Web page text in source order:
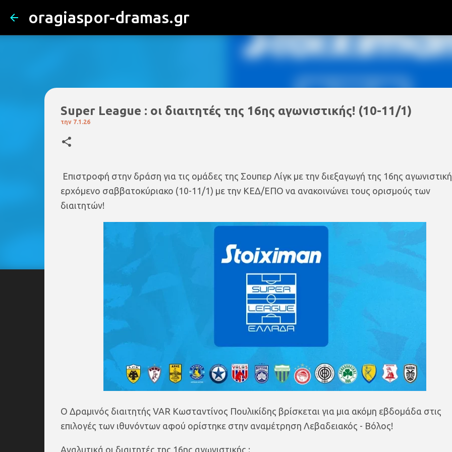
oragiaspor-dramas.gr
Super League : οι διαιτητές της 16ης αγωνιστικής! (10-11/1)
την 7.1.26
Eπιστροφή στην δράση για τις ομάδες της Σουπερ Λίγκ με την διεξαγωγή της 16ης
ερχόμενο σαββατοκύριακο (10-11/1) με την ΚΕΔ/ΕΠΟ να ανακοινώνει τους ορισμούς των
διαιτητών!
Ο Δραμινός διαιτητής VAR Κωσταντίνος Πουλικίδης βρίσκεται για μια ακόμη εβδομάδα στις
επιλογές των ιθυνόντων αφού ορίστηκε στην αναμέτρηση Λεβαδειακός - Βόλος!
Αναλυτικά οι διαιτητές της 16ης αγωνιστικής :